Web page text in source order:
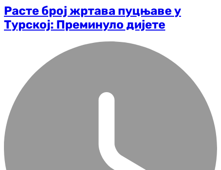
Расте број жртава пуцњаве у
Турској: Преминуло дијете